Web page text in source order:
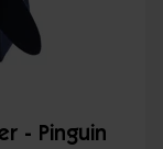
- Pinguin